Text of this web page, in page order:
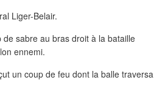
Liger-Belair.
sabre au bras droit à la bataille
ennemi.
un coup de feu dont la balle traversa